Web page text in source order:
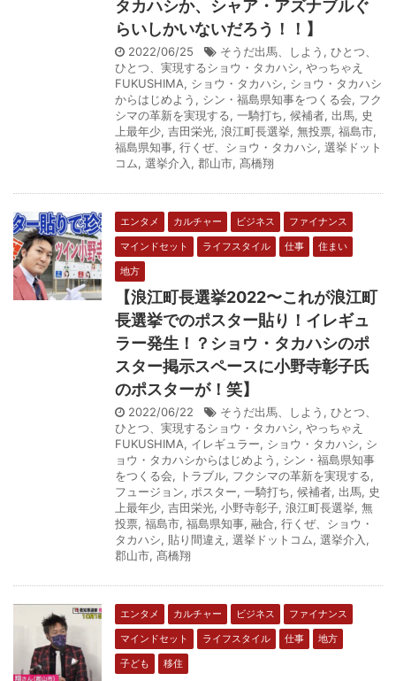
タカハシか、シャア・アズナブルぐ
らいしかいないだろう！！】
2022/06/25 そうだ出馬、しよう , ひとつ、
ひとつ、実現するショウ・タカハシ, やっちゃえ
FUKUSHIMA, ショウ・タカハシ, ショウ・タカハシ
からはじめよう , シン・福島県知事をつくる会, フク
シマの革新を実現する, 一騎打ち, 候補者, 出馬, 史
上最年少, 吉田栄光, 浪江町長選挙, 無投票, 福島市,
福島県知事, 行くぜ、ショウ・タカハシ, 選挙ドット
コム, 選挙介入 , 郡山市, 髙橋翔
エンタメ カルチャー ビジネス
ファイナンス
マインドセット
ライフスタイル 仕事
住まい
地方
【浪江町長選挙2022〜これが浪江町
長選挙でのポスター貼り！イレギュ
ラー発生！？ショウ・タカハシのポ
スター掲示スペースに小野寺彰子氏
のポスターが！笑】
2022/06/22 そうだ出馬、しよう , ひとつ、
ひとつ、実現するショウ・タカハシ, やっちゃえ
FUKUSHIMA, イレギュラー, ショウ・タカハシ, シ
ョウ・タカハシからはじめよう , シン・福島県知事
をつくる会, トラブル, フクシマの革新を実現する,
フュージョン, ポスター, 一騎打ち, 候補者, 出馬, 史
上最年少, 吉田栄光, 小野寺彰子, 浪江町長選挙, 無
投票, 福島市, 福島県知事, 融合, 行くぜ、ショウ・
タカハシ, 貼り間違え , 選挙ドットコム, 選挙介入 ,
郡山市, 髙橋翔
エンタメ カルチャー ビジネス
ファイナンス
マインドセット
ライフスタイル 仕事
地方
子ども
移住